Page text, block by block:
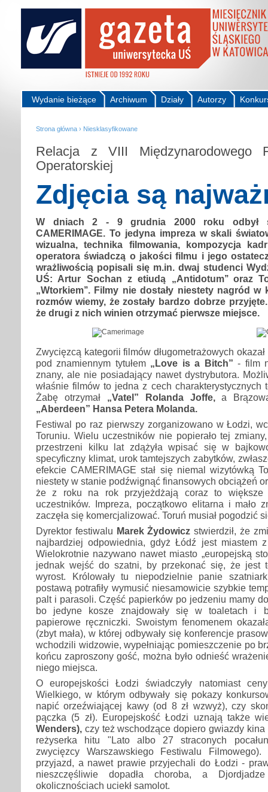
Autorzy
Działy
Archiwum
Wydanie bieżące
Strona główna › Niesklasyfikowane
Relacja z VIII Międzynarodowego
Operatorskiej
Zdjęcia są
W dniach 2 - 9 grudnia 2000 roku odbył
CAMERIMAGE. To jedyna impreza w skali
wizualna, technika filmowania, kompozycja
operatora świadczą o jakości filmu i jego
wrażliwością popisali się m.in. dwaj studenci
UŚ: Artur Sochan z etiudą „Antidotum’’ oraz
„Wtorkiem’’. Filmy nie dostały niestety nagród
rozmów wiemy, że zostały bardzo dobrze
że drugi z nich winien otrzymać pierwsze miejsce.
Zwycięzcą kategorii filmów długometrażowych
pod znamiennym tytułem
„Love is a Bitch”- film
znany, ale nie posiadający nawet dystrybutora.
właśnie filmów to jedna z cech charakterystycznych
Żabę otrzymał
„Vatel” Rolanda Joffe,
a
„Aberdeen” Hansa Petera Molanda.
Festiwal po raz pierwszy zorganizowano w Łodzi,
Toruniu. Wielu uczestników nie popierało tej
przestrzeni kilku lat zdążyła wpisać się w
specyficzny klimat, urok tamtejszych zabytków,
efekcie CAMERIMAGE stał się niemal wizytówką
niestety w stanie podźwignąć finansowych obciążeń
że z roku na rok przyjeżdżają coraz to większe
uczestników. Impreza, początkowo elitarna i mało
zaczęła się komercjalizować. Toruń musiał pogodzić
Dyrektor festiwalu Marek Żydowiczstwierdził, że
najbardziej odpowiednia, gdyż Łódź jest miastem
Wielokrotnie nazywano nawet miasto „europejską
jednak wejść do szatni, by przekonać się, że jest
wyrost. Królowały tu niepodzielnie panie
postawą potrafiły wymusić niesamowicie szybkie
palt i parasoli. Część papierków po jedzeniu mamy
bo jedyne kosze znajdowały się w toaletach i
papierowe ręczniczki. Swoistym fenomenem
(zbyt mała), w której odbywały się konferencje
wchodzili widzowie, wypełniając pomieszczenie po
końcu zaproszony gość, można było odnieść
niego miejsca.
O europejskości Łodzi świadczyły natomiast
Wielkiego, w którym odbywały się pokazy
napić orzeźwiającej kawy (od 8 zł wzwyż), czy
pączka (5 zł). Europejskość Łodzi uznają także
Wenders), czy też wschodzące dopiero gwiazdy kina
reżyserka hitu "Lato albo 27 straconych
zwycięzcy Warszawskiego Festiwalu
przyjazd, a nawet prawie przyjechali do Łodzi -
nieszczęśliwie dopadła choroba, a
okolicznościach uciekł samolot.